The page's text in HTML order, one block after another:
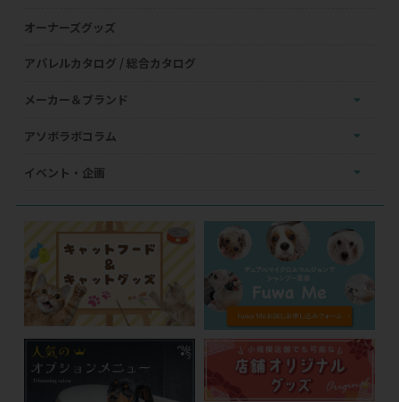
オーナーズグッズ
アパレルカタログ / 総合カタログ
メーカー＆ブランド
アソボラボコラム
イベント・企画